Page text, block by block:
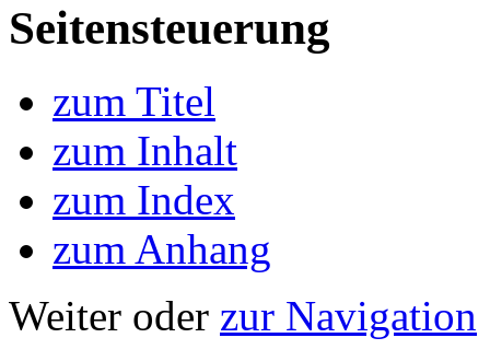
Seitensteuerung
zum Titel
zum Inhalt
zum Index
zum Anhang
Weiter oder zur Navigation